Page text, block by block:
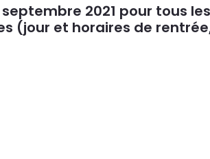
2021 pour tous
(jour et horaires de